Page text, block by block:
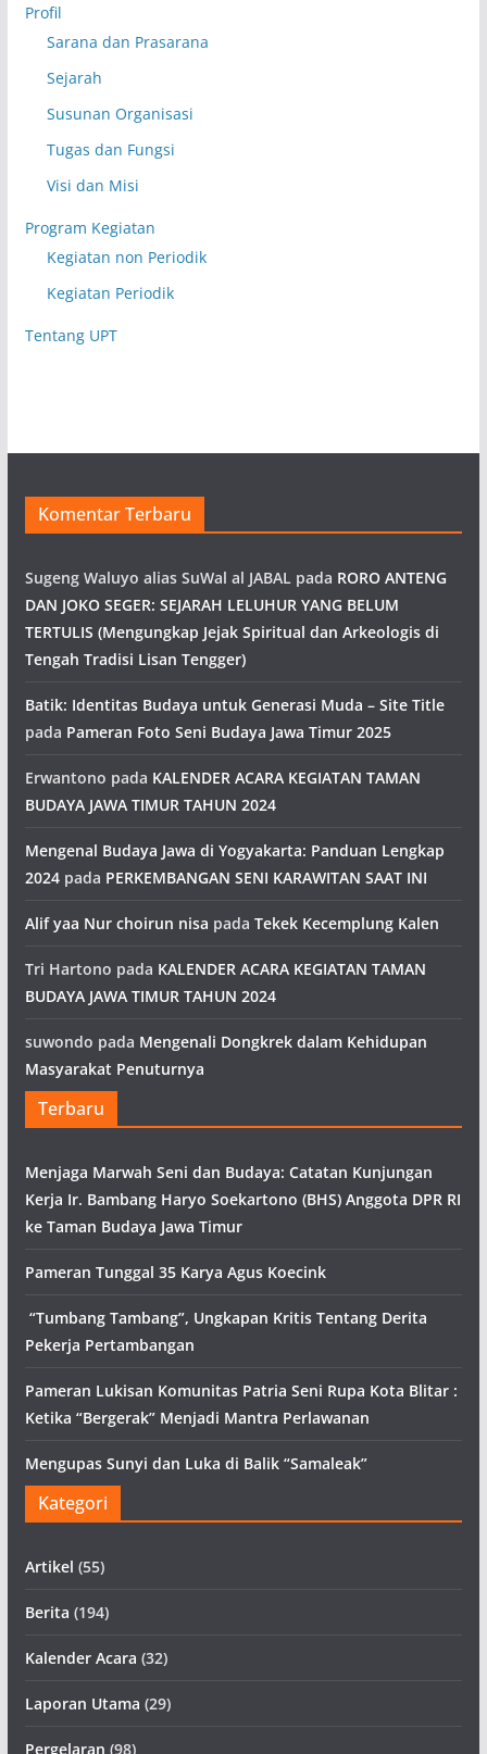
Profil
Sarana dan Prasarana
Sejarah
Susunan Organisasi
Tugas dan Fungsi
Visi dan Misi
Program Kegiatan
Kegiatan non Periodik
Kegiatan Periodik
Tentang UPT
Komentar Terbaru
Sugeng Waluyo alias SuWal al JABAL pada RORO ANTENG
DAN JOKO SEGER: SEJARAH LELUHUR YANG BELUM
TERTULIS (Mengungkap Jejak Spiritual dan Arkeologis di
Tengah Tradisi Lisan Tengger)
Batik: Identitas Budaya untuk Generasi Muda – Site Title
pada Pameran Foto Seni Budaya Jawa Timur 2025
Erwantono pada KALENDER ACARA KEGIATAN TAMAN
BUDAYA JAWA TIMUR TAHUN 2024
Mengenal Budaya Jawa di Yogyakarta: Panduan Lengkap
2024pada PERKEMBANGAN SENI KARAWITAN SAAT INI
Alif yaa Nur choirun nisa pada Tekek Kecemplung Kalen
Tri Hartono pada KALENDER ACARA KEGIATAN TAMAN
BUDAYA JAWA TIMUR TAHUN 2024
suwondo pada Mengenali Dongkrek dalam Kehidupan
Masyarakat Penuturnya
Terbaru
Menjaga Marwah Seni dan Budaya: Catatan Kunjungan
Kerja Ir. Bambang Haryo Soekartono (BHS) Anggota DPR RI
ke Taman Budaya Jawa Timur
Pameran Tunggal 35 Karya Agus Koecink
“Tumbang Tambang”, Ungkapan Kritis Tentang Derita
Pekerja Pertambangan
Pameran Lukisan Komunitas Patria Seni Rupa Kota Blitar :
Ketika “Bergerak” Menjadi Mantra Perlawanan
Mengupas Sunyi dan Luka di Balik “Samaleak”
Kategori
Artikel (55)
Berita (194)
Kalender Acara (32)
Laporan Utama (29)
Pergelaran (98)